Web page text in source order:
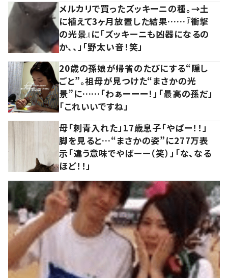
メルカリで買ったズッキーニの種。→土
に植えて3ヶ月放置した結果……『衝撃
の光景』に「ズッキーニも凶器になるの
か、、」「野太い音！笑」
20歳の孫娘が帰省のたびにする“隠し
ごと”。祖母が見つけた“まさかの光
景”に……「わぁーーー！」「最高の孫だ」
「これいいですね」
母「刺青入れた」17歳息子「やばー！！」
脚を見ると…“まさかの姿”に277万表
示「違う意味でやばーー（笑）」「な、なる
ほど！！」